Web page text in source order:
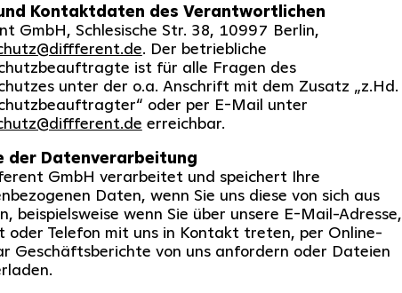
Kontaktdaten des Verantwortlichen
GmbH, Schlesische Str. 38, 10997 Berlin,
. Der betriebliche
ist für alle Fragen des
unter der o.a. Anschrift mit dem Zusatz „z.Hd.
oder per E-Mail unter
erreichbar.
der Datenverarbeitung
GmbH verarbeitet und speichert Ihre
Daten, wenn Sie uns diese von sich aus
beispielsweise wenn Sie über unsere E-Mail-Adresse,
oder Telefon mit uns in Kontakt treten, per Online-
Geschäftsberichte von uns anfordern oder Dateien